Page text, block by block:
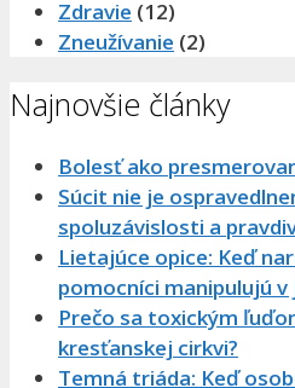
Zdravie (12)
Zneužívanie (2)
Najnovšie články
Bolesť ako
Súcit nie je
spoluzávislosti a
Lietajúce opice: Keď
pomocníci manipulujú
Prečo sa toxickým
kresťanskej cirkvi?
Temná triáda: Keď